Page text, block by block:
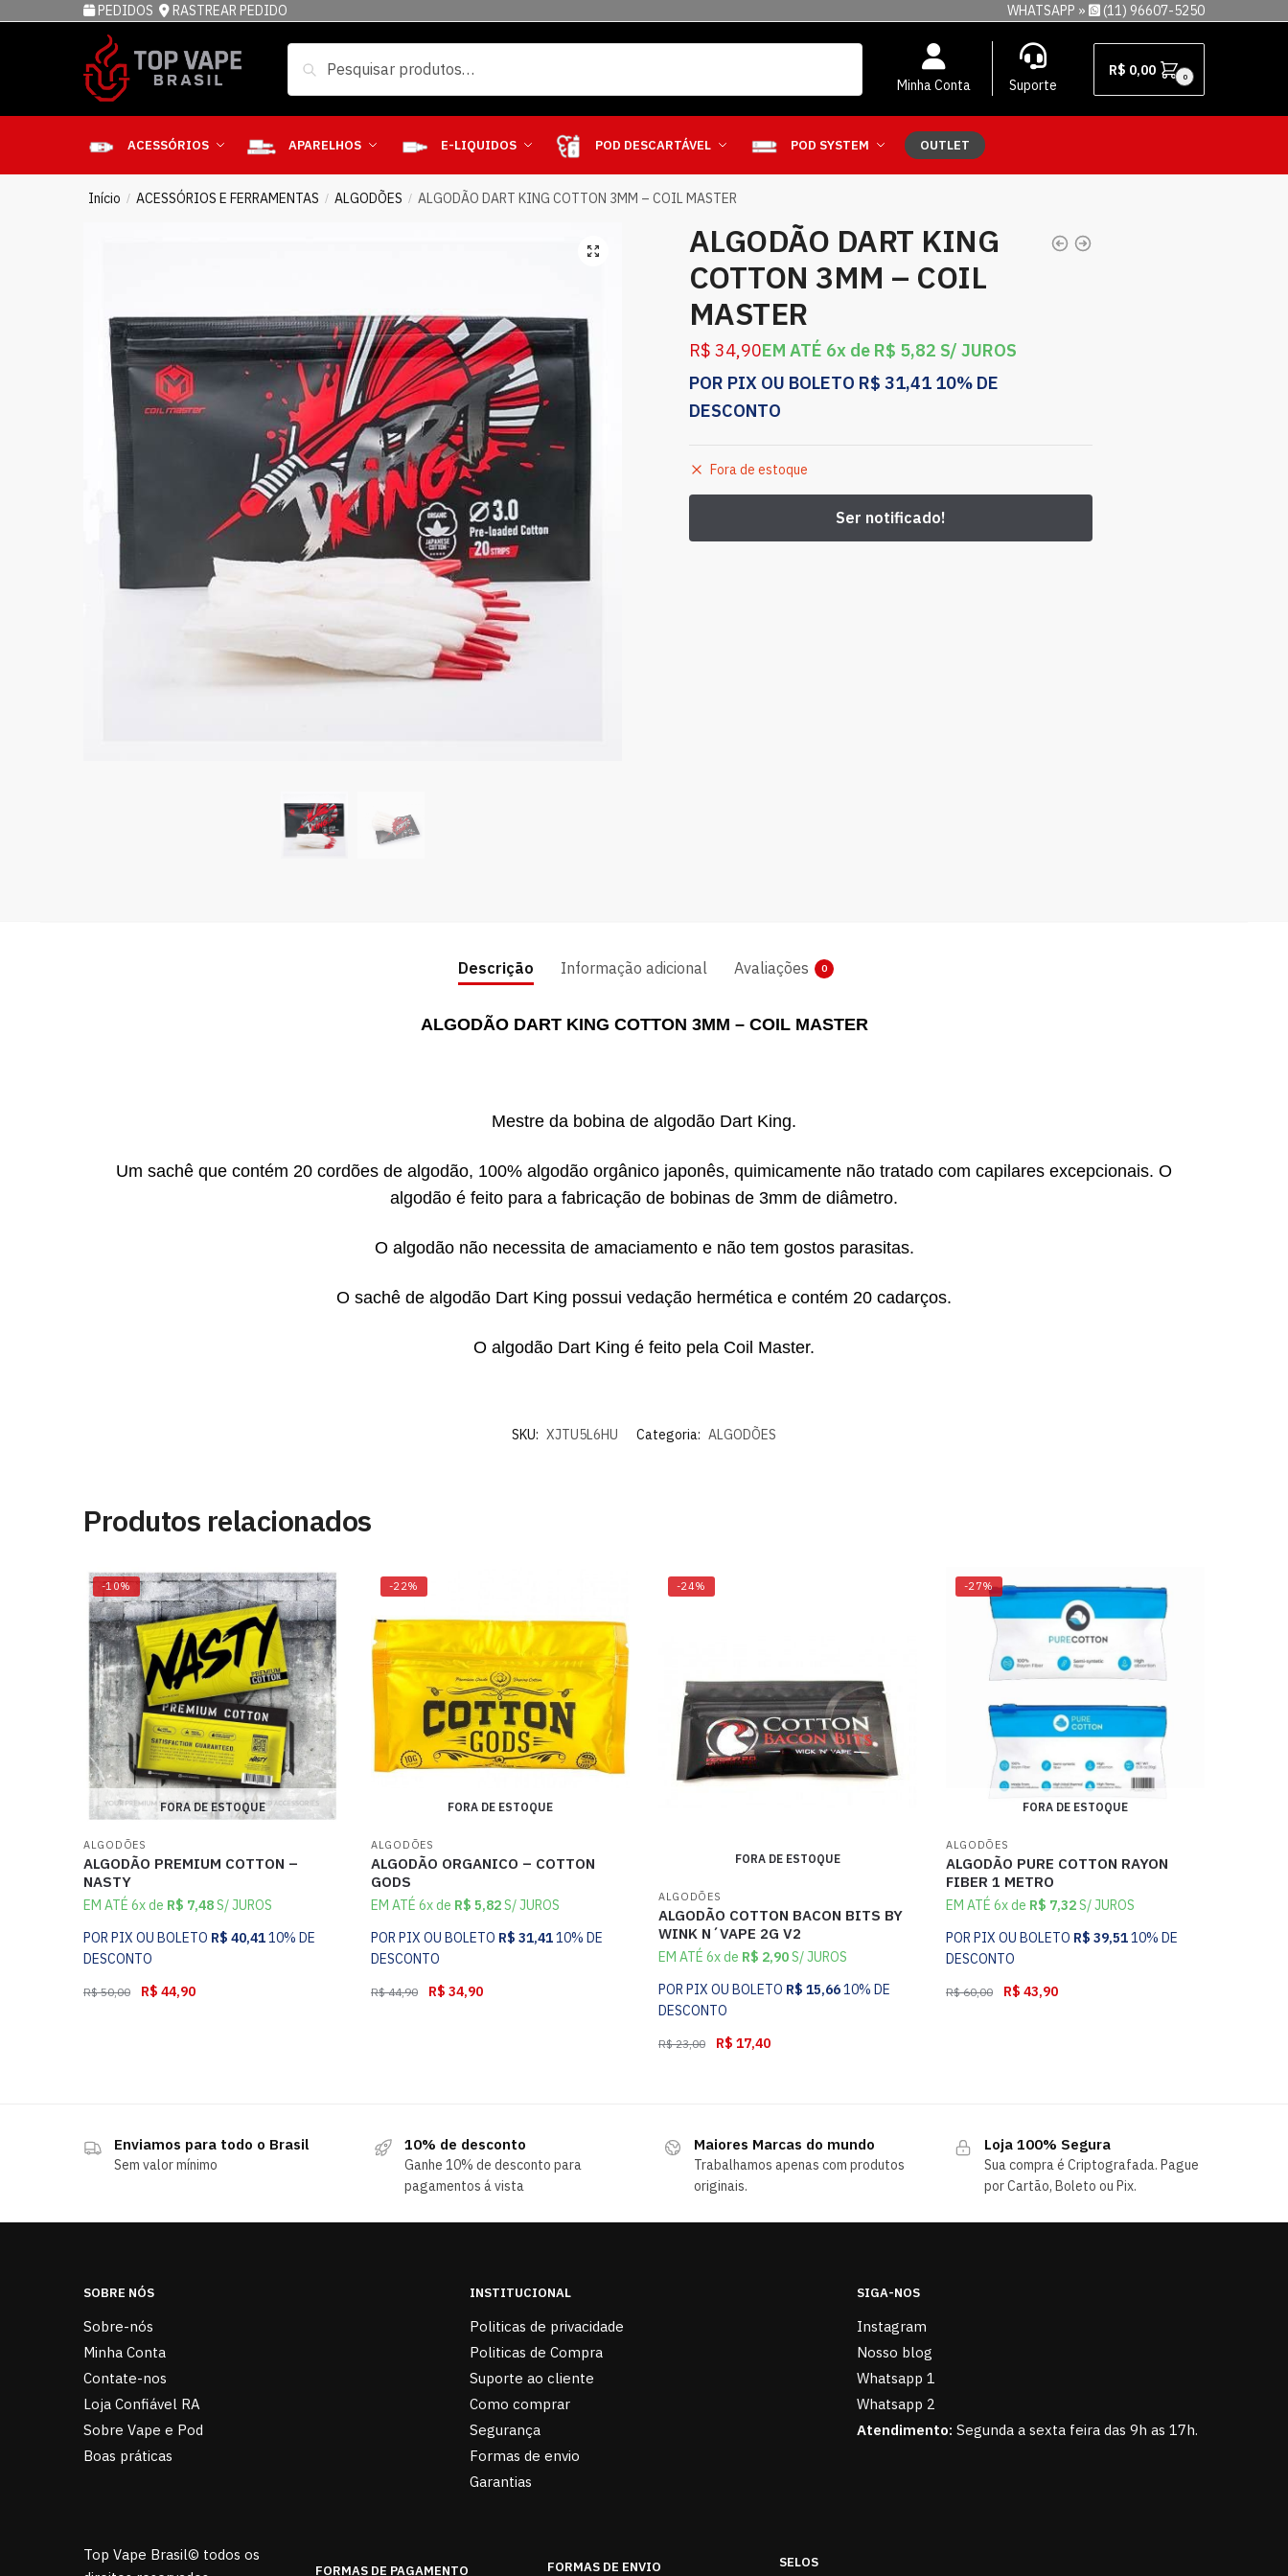
PEDIDOS RASTREAR PEDIDO WHATSAPP » (11) 96607-5250
Minha Conta Suporte
R$ 0,00 0
ACESSÓRIOS APARELHOS E-LIQUIDOS POD DESCARTÁVEL POD SYSTEM OUTLET
Início / ACESSÓRIOS E FERRAMENTAS / ALGODÕES / ALGODÃO DART KING COTTON 3MM – COIL MASTER
ALGODÃO DART KING
COTTON 3MM – COIL
MASTER
R$ 34,90EM ATÉ 6x de R$ 5,82 S/ JUROS
POR PIX OU BOLETO R$ 31,41 10% DE
DESCONTO
Fora de estoque
Descrição Informação adicional Avaliações 0
ALGODÃO DART KING COTTON 3MM – COIL MASTER
Mestre da bobina de algodão Dart King.
Um sachê que contém 20 cordões de algodão, 100% algodão orgânico japonês, quimicamente não tratado com capilares excepcionais. O
algodão é feito para a fabricação de bobinas de 3mm de diâmetro.
O algodão não necessita de amaciamento e não tem gostos parasitas.
O sachê de algodão Dart King possui vedação hermética e contém 20 cadarços.
O algodão Dart King é feito pela Coil Master.
SKU: XJTU5L6HU Categoria: ALGODÕES
Produtos relacionados
-10%
FORA DE ESTOQUE
ALGODÕES
ALGODÃO PREMIUM COTTON –
NASTY
EM ATÉ 6x de R$ 7,48S/ JUROS
POR PIX OU BOLETO R$ 40,4110% DE
DESCONTO
R$50,00 R$ 44,90
-22%
FORA DE ESTOQUE
ALGODÕES
ALGODÃO ORGANICO – COTTON
GODS
EM ATÉ 6x de R$ 5,82S/ JUROS
POR PIX OU BOLETO R$ 31,4110% DE
DESCONTO
R$44,90 R$ 34,90
-24%
FORA DE ESTOQUE
ALGODÕES
ALGODÃO COTTON BACON BITS BY
WINK N´VAPE 2G V2
EM ATÉ 6x de R$ 2,90S/ JUROS
POR PIX OU BOLETO R$ 15,6610% DE
DESCONTO
R$23,00 R$ 17,40
-27%
FORA DE ESTOQUE
ALGODÕES
ALGODÃO PURE COTTON RAYON
FIBER 1 METRO
EM ATÉ 6x de R$ 7,32S/ JUROS
POR PIX OU BOLETO R$ 39,5110% DE
DESCONTO
R$60,00 R$ 43,90
Enviamos para todo o Brasil
Sem valor mínimo
10% de desconto
Ganhe 10% de desconto para
pagamentos á vista
Maiores Marcas do mundo
Trabalhamos apenas com produtos
originais.
Loja 100% Segura
Sua compra é Criptografada. Pague
por Cartão, Boleto ou Pix.
SOBRE NÓS
Sobre-nós
Minha Conta
Contate-nos
Loja Confiável RA
Sobre Vape e Pod
Boas práticas
INSTITUCIONAL
Politicas de privacidade
Politicas de Compra
Suporte ao cliente
Como comprar
Segurança
Formas de envio
Garantias
SIGA-NOS
Instagram
Nosso blog
Whatsapp 1
Whatsapp 2
Atendimento: Segunda a sexta feira das 9h as 17h.
Top Vape Brasil© todos os
FORMAS DE PAGAMENTO FORMAS DE ENVIO SELOS